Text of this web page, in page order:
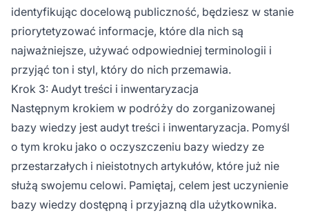
identyfikując docelową publiczność, będziesz w stanie
priorytetyzować informacje, które dla nich są
najważniejsze, używać odpowiedniej terminologii i
przyjąć ton i styl, który do nich przemawia.
Krok 3: Audyt treści i inwentaryzacja
Następnym krokiem w podróży do zorganizowanej
bazy wiedzy jest audyt treści i inwentaryzacja. Pomyśl
o tym kroku jako o oczyszczeniu bazy wiedzy ze
przestarzałych i nieistotnych artykułów, które już nie
służą swojemu celowi. Pamiętaj, celem jest uczynienie
bazy wiedzy dostępną i przyjazną dla użytkownika.